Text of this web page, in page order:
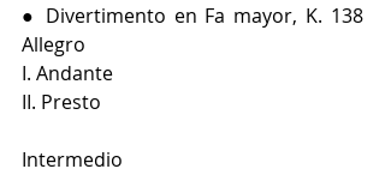
● Divertimento en Fa mayor, K. 138
Allegro
I. Andante
II. Presto
Intermedio